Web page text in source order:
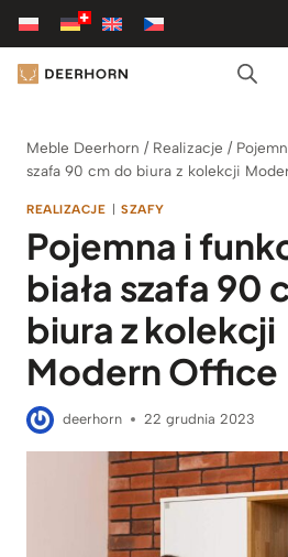
Przejdź
treści
Meble Deerhorn / Realizacje /
szafa 90 cm do biura z kolekcji
REALIZACJE | SZAFY
Pojemna i
biała szafa 90
biura z kolekcji
Modern Office
deerhorn 22 grudnia 2023